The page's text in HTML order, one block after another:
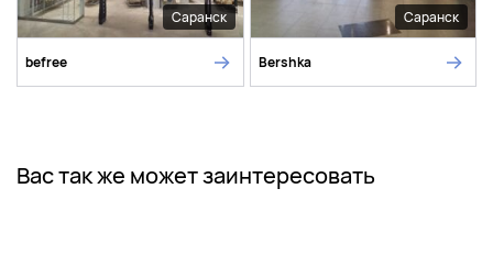
Саранск
befree
Саранск
Bershka
Вас так же может заинтересовать